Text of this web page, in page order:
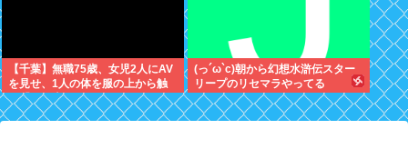
【千葉】無職75歳、女児2人にAV
を見せ、1人の体を服の上から触
る「服の上からぺろっと触ったと
思う」
(っ´ω`c)朝から幻想水滸伝スター
リープのリセマラやってる